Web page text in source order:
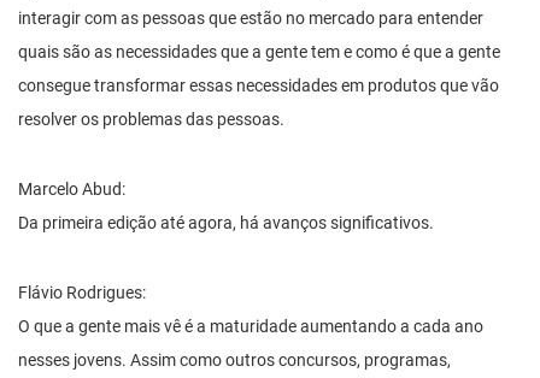
interagir com as pessoas que estão no mercado para entender
quais são as necessidades que a gente tem e como é que a gente
consegue transformar essas necessidades em produtos que vão
resolver os problemas das pessoas.
Marcelo Abud:
Da primeira edição até agora, há avanços significativos.
Flávio Rodrigues:
O que a gente mais vê é a maturidade aumentando a cada ano
nesses jovens. Assim como outros concursos, programas,